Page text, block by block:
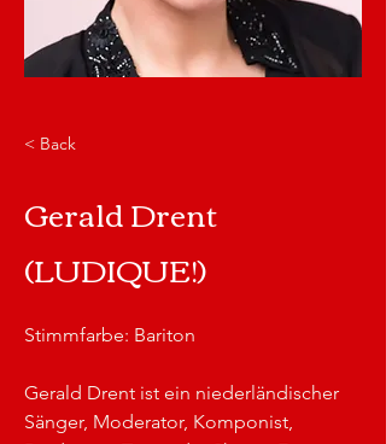
< Back
Gerald Drent
(LUDIQUE!)
Stimmfarbe: Bariton
Gerald Drent ist ein niederländischer
Sänger, Moderator, Komponist,